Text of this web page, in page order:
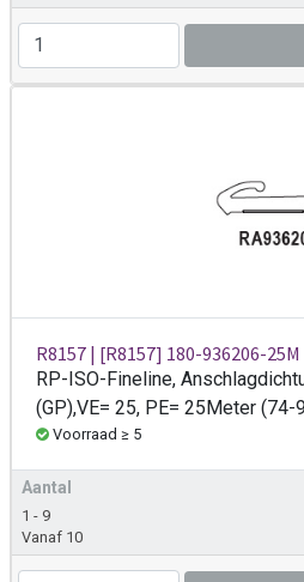
R8157 | [R8157] 180-936206-25M
RP-ISO-Fineline,
(GP),VE= 25, PE= 25Meter (74-
Voorraad ≥ 5
Aantal
1 - 9
Vanaf 10